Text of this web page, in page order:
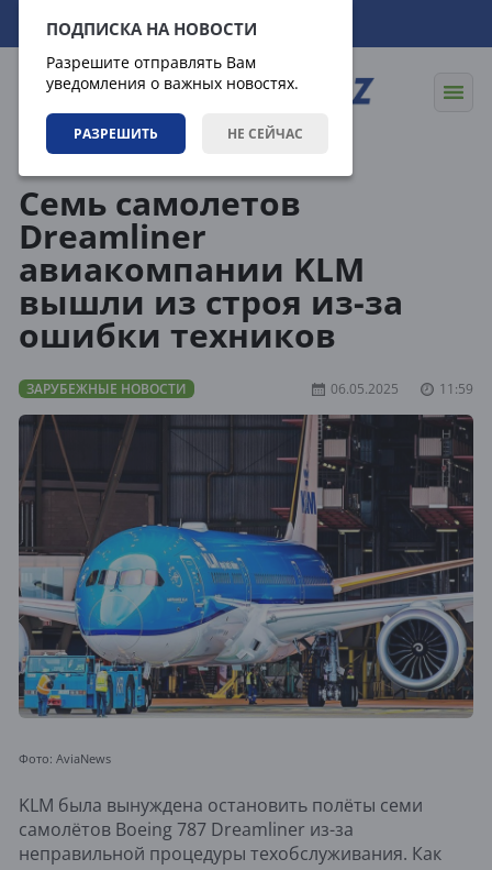
ПОДПИСКА НА НОВОСТИ
Разрешите отправлять Вам
уведомления о важных новостях.
РАЗРЕШИТЬ НЕ СЕЙЧАС
08.08.2026 03:48:46
Cемь самолетов
Dreamliner
авиакомпании KLM
вышли из строя из-за
ошибки техников
ЗАРУБЕЖНЫЕ НОВОСТИ 06.05.2025 11:59
Фото: AviaNews
KLM была вынуждена остановить полёты семи
самолётов Boeing 787 Dreamliner из-за
неправильной процедуры техобслуживания. Как